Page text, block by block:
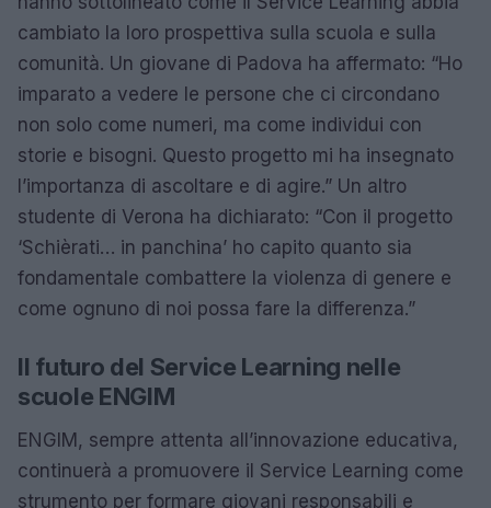
cambiato la loro prospettiva sulla scuola e sulla
comunità. Un giovane di Padova ha affermato: “Ho
imparato a vedere le persone che ci circondano
non solo come numeri, ma come individui con
storie e bisogni. Questo progetto mi ha insegnato
l’importanza di ascoltare e di agire.” Un altro
studente di Verona ha dichiarato: “Con il progetto
‘Schièrati… in panchina’ ho capito quanto sia
fondamentale combattere la violenza di genere e
come ognuno di noi possa fare la differenza.”
Il futuro del Service Learning nelle
scuole ENGIM
ENGIM, sempre attenta all’innovazione educativa,
continuerà a promuovere il Service Learning come
strumento per formare giovani responsabili e